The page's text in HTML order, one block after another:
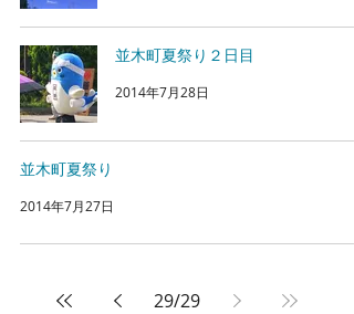
並木町夏祭り２日目
2014年7月28日
並木町夏祭り
2014年7月27日
29/29